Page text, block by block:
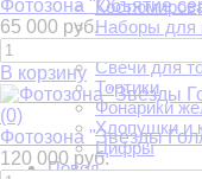
Наборы для
Салют из
Свечи для
Тортики
Фонарики
Хлопушки и
Цифры
Повод
Фотозона "Объятие
65 000 руб.
В корзину
(0)
Фотозона "Звезды
120 000 руб.